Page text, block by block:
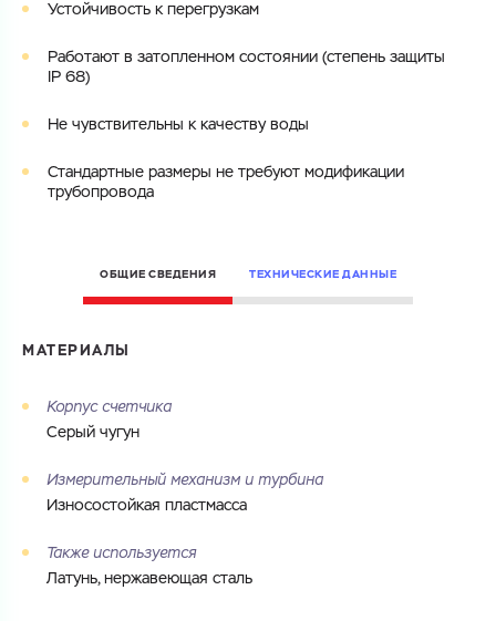
персональных данных
Файл с реквизитами огранизации (любой формат, макс. 20
ГОТОВО
Устойчивость к перегрузкам
Работают в затопленном состоянии (степень защиты
IP 68)
Не чувствительны к качеству воды
Стандартные размеры не требуют модификации
трубопровода
ОБЩИЕ СВЕДЕНИЯ ТЕХНИЧЕСКИЕ ДАННЫЕ
МАТЕРИАЛЫ
Корпус счетчика
Серый чугун
Измерительный механизм и турбина
Износостойкая пластмасса
Также используется
Латунь, нержавеющая сталь